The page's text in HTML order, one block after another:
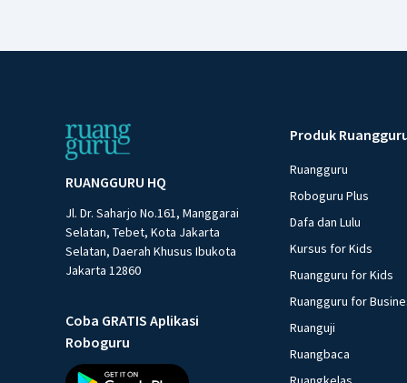
RUANGGURU HQ
Jl. Dr. Saharjo No.161, Manggarai
Selatan, Tebet, Kota Jakarta
Selatan, Daerah Khusus Ibukota
Jakarta 12860
Coba GRATIS Aplikasi
Roboguru
Produk
Ruangguru
Roboguru Plus
Dafa dan Lulu
Kursus for Kids
Ruangguru for Kids
Ruangguru for
Ruanguji
Ruangbaca